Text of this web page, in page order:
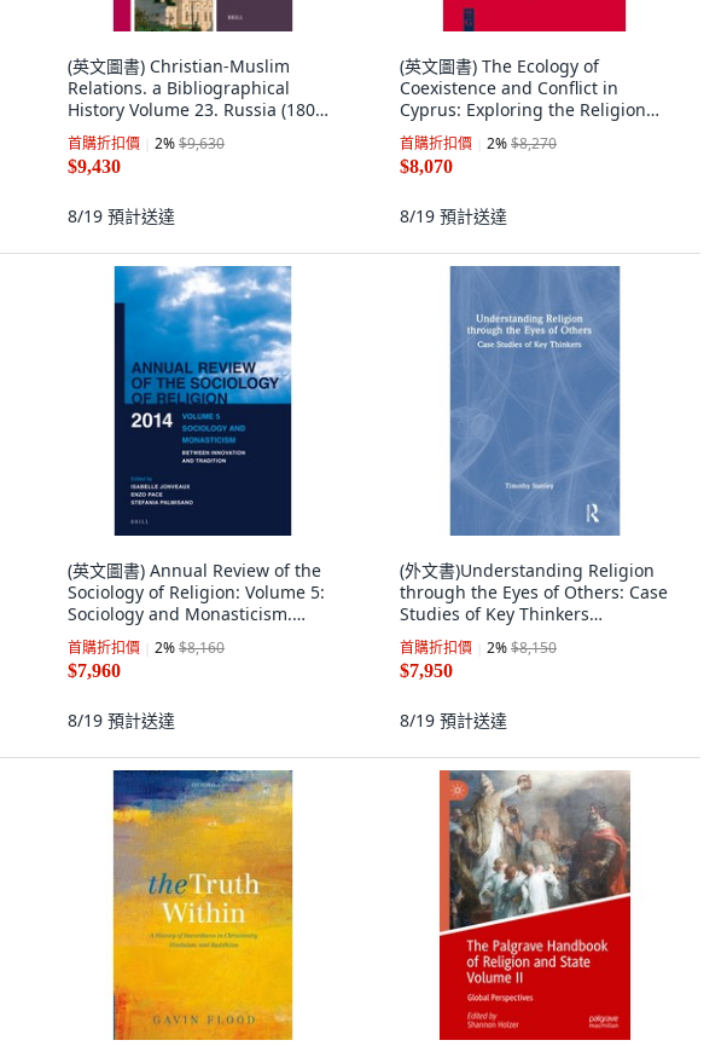
(英文圖書) Christian-Muslim
Relations. a Bibliographical
History Volume 23. Russia (1800-
1... 精裝版, Brill, 英文
首購折扣價 2%$9,630
$9,430
8/19 預計送達
(英文圖書) The Ecology of
Coexistence and Conflict in
Cyprus: Exploring the Religion
Nature and Cultur... 精裝版, de
Gruyter, 英文
首購折扣價 2%$8,270
$8,070
8/19 預計送達
(英文圖書) Annual Review of the
Sociology of Religion: Volume 5:
Sociology and Monasticism.
Between Inno... 精裝版, Brill, 英文
首購折扣價 2%$8,160
$7,960
8/19 預計送達
(外文書)Understanding Religion
through the Eyes of Others: Case
Studies of Key Thinkers
Hardcover, Routledge, English
首購折扣價 2%$8,150
$7,950
8/19 預計送達